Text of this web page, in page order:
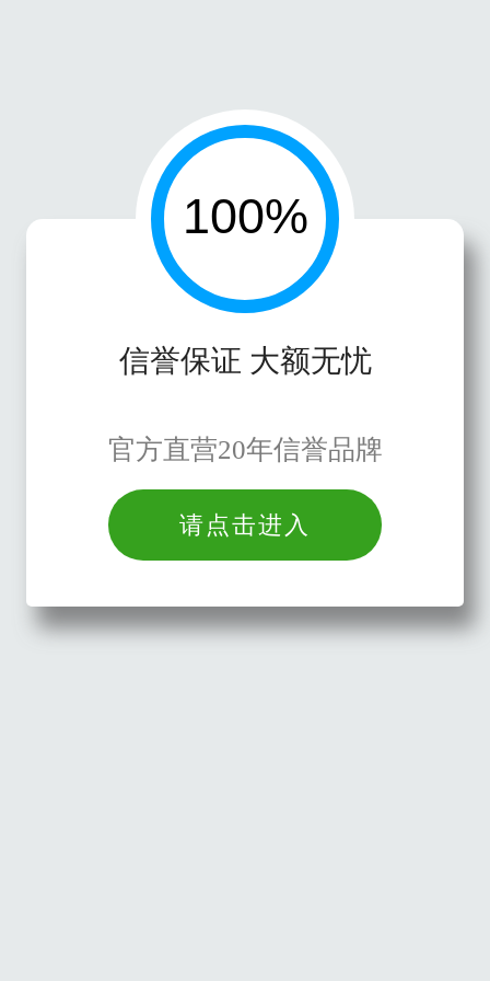
信誉保证 大额无忧
官方直营20年信誉品牌
请点击进入